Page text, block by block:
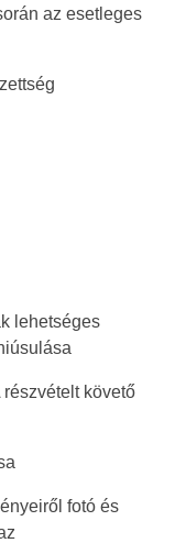
az esetleges
lehetséges
követő
fotó és